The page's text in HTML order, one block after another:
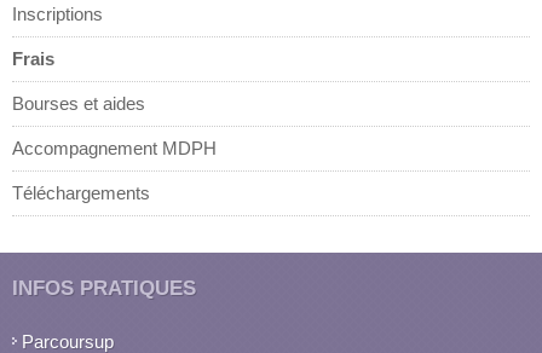
Inscriptions
Frais
Bourses et aides
Accompagnement MDPH
Téléchargements
INFOS PRATIQUES
Parcoursup